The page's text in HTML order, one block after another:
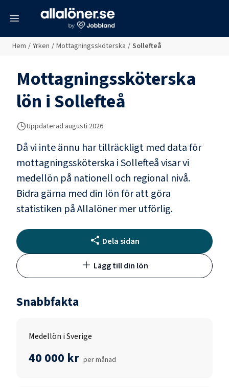
Hem / Yrken / Mottagningssköterska / Sollefteå
Mottagningssköterska
lön iSollefteå
Uppdaterad augusti 2026
Då vi inte ännu har tillräckligt med data för
mottagningssköterska iSollefteåvisar vi
medellön på nationell och regional nivå.
Bidra gärna med din lön för att göra
statistiken på Allalöner mer utförlig.
Dela sidan
Lägg till din lön
Snabbfakta
Medellön i Sverige
40 000 kr per månad